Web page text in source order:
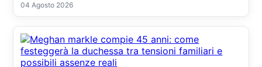
04 Agosto 2026